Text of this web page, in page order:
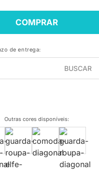
COMPRAR
de entrega:
BUSCAR
Outras cores disponíveis: